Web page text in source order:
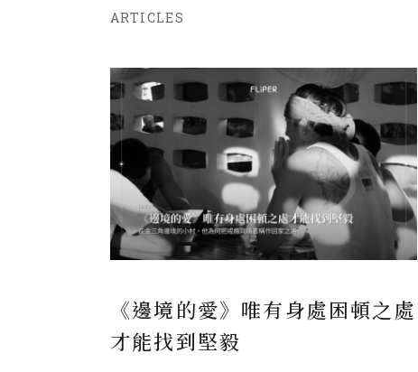
ARTICLES
《邊境的愛》唯有身處困頓之處
才能找到堅毅